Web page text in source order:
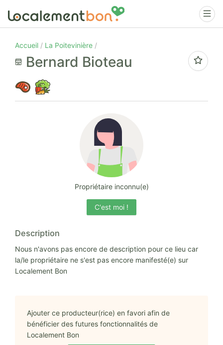
Accueil La Poitevinière
Bernard Bioteau
Propriétaire inconnu(e)
C'est moi !
Description
Nous n'avons pas encore de description pour ce lieu car
la/le propriétaire ne s'est pas encore manifesté(e) sur
Localement Bon
Ajouter ce producteur(rice) en favori afin de
bénéficier des futures fonctionnalités de
Localement Bon